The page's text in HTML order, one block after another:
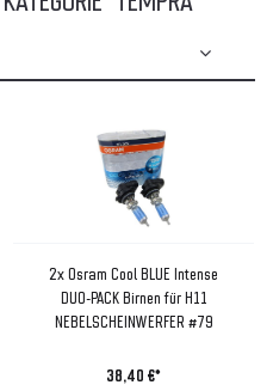
2x Osram Cool BLUE Intense
DUO-PACK Birnen für H11
NEBELSCHEINWERFER #79
38,40 €*